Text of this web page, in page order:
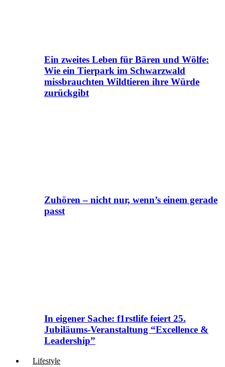
Ein zweites Leben für Bären und Wölfe:
Wie ein Tierpark im Schwarzwald
missbrauchten Wildtieren ihre Würde
zurückgibt
Zuhören – nicht nur, wenn’s einem gerade
passt
In eigener Sache: f1rstlife feiert 25.
Jubiläums-Veranstaltung “Excellence &
Leadership”
Lifestyle